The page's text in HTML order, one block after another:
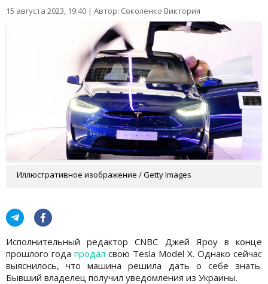
15 августа 2023, 19:40 | Автор: Соколенко Виктория
Иллюстративное изображение / Getty Images
Исполнительный редактор CNBC Джей Яроу в конце
прошлого года продал свою Tesla Model X. Однако сейчас
выяснилось, что машина решила дать о себе знать.
Бывший владелец получил уведомления из Украины.